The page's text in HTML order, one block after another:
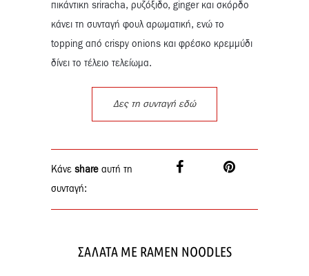
πικάντικη sriracha, ρυζόξιδο, ginger και σκόρδο
κάνει τη συνταγή φουλ αρωματική, ενώ το
topping από crispy onions και φρέσκο κρεμμύδι
δίνει το τέλειο τελείωμα.
Δες τη συνταγή εδώ
Κάνε share αυτή τη
συνταγή:
ΣΑΛΑΤΑ ΜΕ RAMEN NOODLES